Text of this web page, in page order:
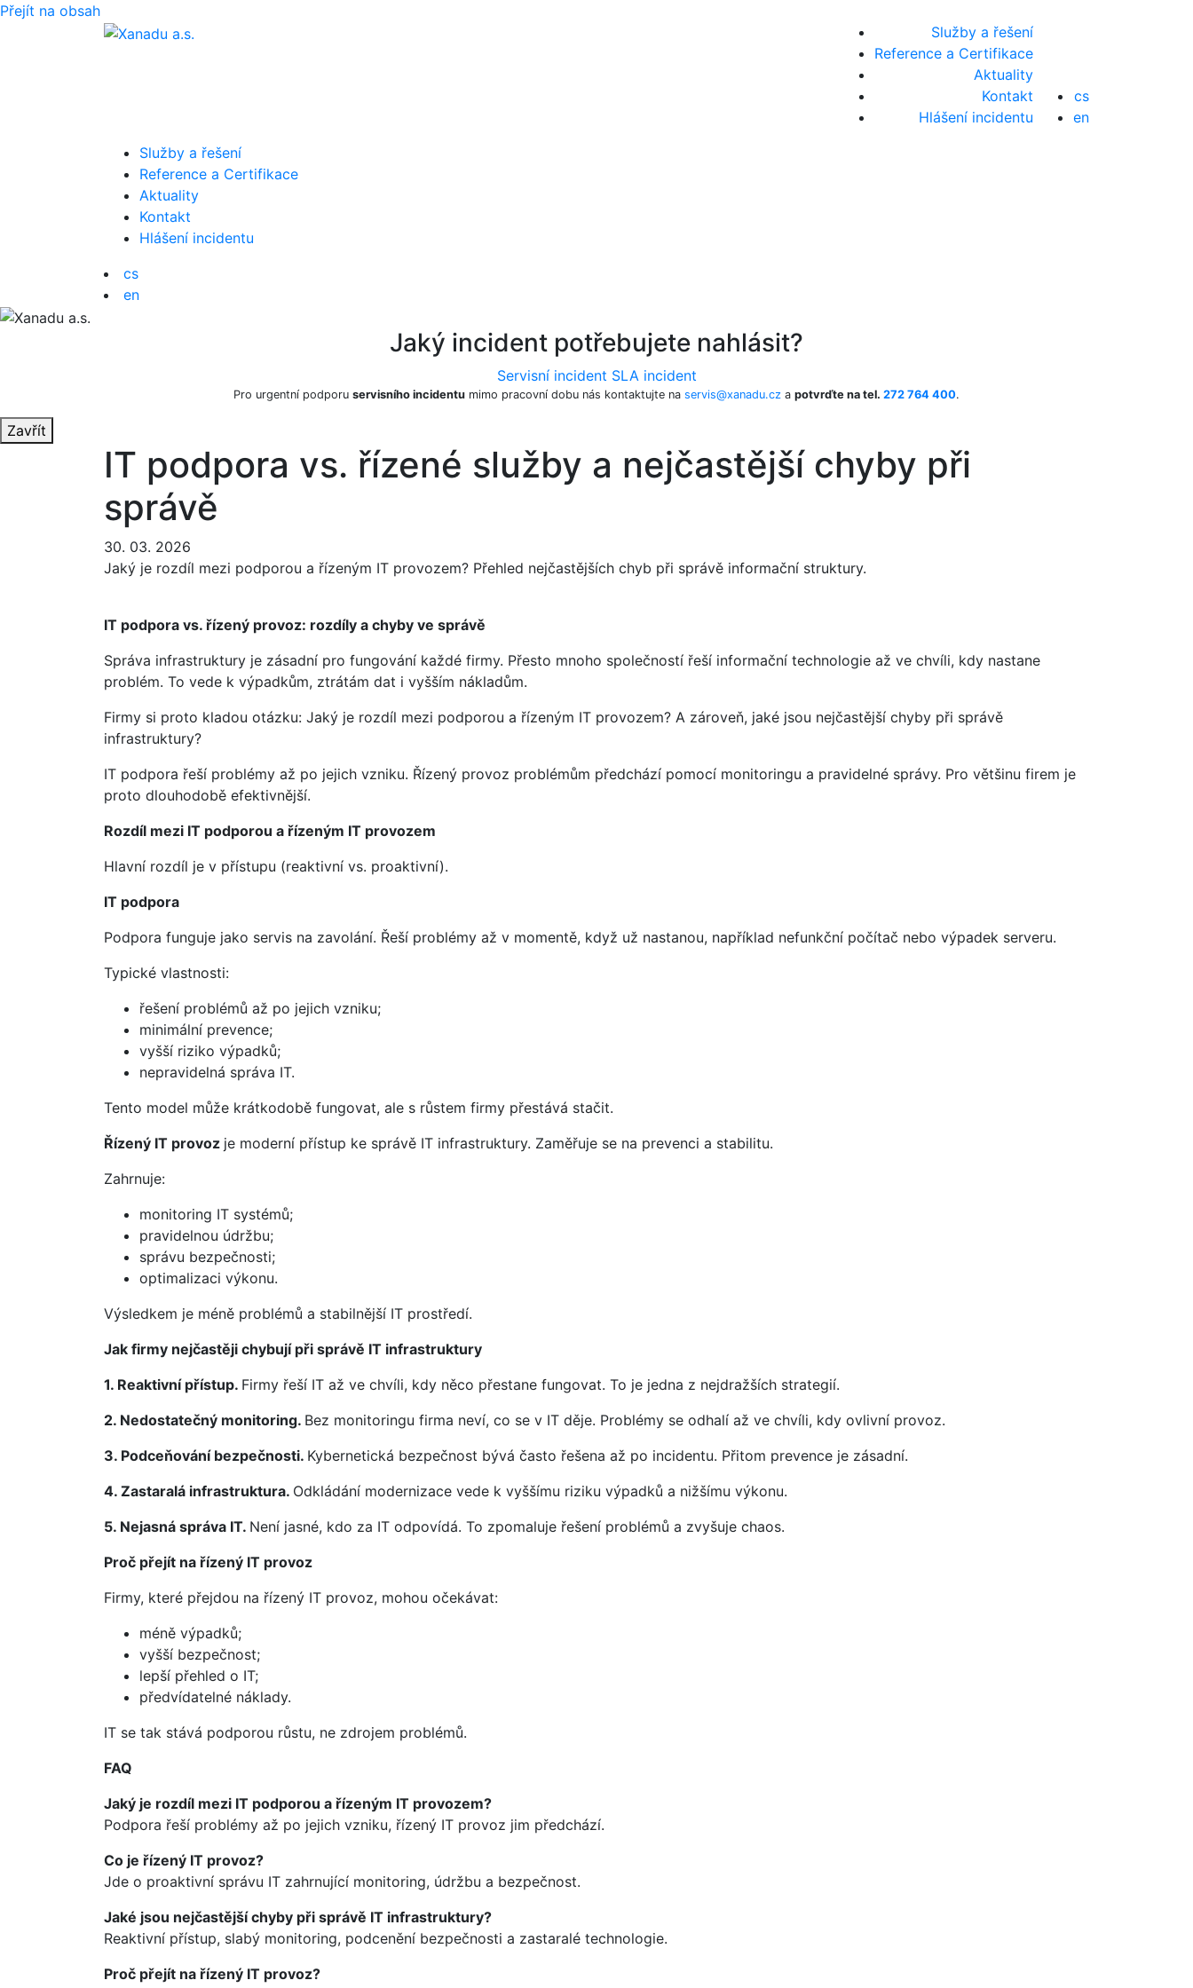
Přejít na obsah
Služby a řešení
Reference a Certifikace
Aktuality
Kontakt
Hlášení incidentu
cs
en
Služby a řešení
Reference a Certifikace
Aktuality
Kontakt
Hlášení incidentu
cs
en
Jaký incident potřebujete nahlásit?
Servisní incident SLA incident
Pro urgentní podporu servisního incidentu mimo pracovní dobu nás kontaktujte na servis@xanadu.cz a potvrďte na tel. 272 764 400.
Zavřít
IT podpora vs. řízené služby a nejčastější chyby při
správě
30. 03. 2026
Jaký je rozdíl mezi podporou a řízeným IT provozem? Přehled nejčastějších chyb při správě informační struktury.
IT podpora vs. řízený provoz: rozdíly a chyby ve správě
Správa infrastruktury je zásadní pro fungování každé firmy. Přesto mnoho společností řeší informační technologie až ve chvíli, kdy nastane
problém. To vede k výpadkům, ztrátám dat i vyšším nákladům.
Firmy si proto kladou otázku: Jaký je rozdíl mezi podporou a řízeným IT provozem? A zároveň, jaké jsou nejčastější chyby při správě
infrastruktury?
IT podpora řeší problémy až po jejich vzniku. Řízený provoz problémům předchází pomocí monitoringu a pravidelné správy. Pro většinu firem je
proto dlouhodobě efektivnější.
Rozdíl mezi IT podporou a řízeným IT provozem
Hlavní rozdíl je v přístupu (reaktivní vs. proaktivní).
IT podpora
Podpora funguje jako servis na zavolání. Řeší problémy až v momentě, když už nastanou, například nefunkční počítač nebo výpadek serveru.
Typické vlastnosti:
řešení problémů až po jejich vzniku;
minimální prevence;
vyšší riziko výpadků;
nepravidelná správa IT.
Tento model může krátkodobě fungovat, ale s růstem firmy přestává stačit.
Řízený IT provoz je moderní přístup ke správě IT infrastruktury. Zaměřuje se na prevenci a stabilitu.
Zahrnuje:
monitoring IT systémů;
pravidelnou údržbu;
správu bezpečnosti;
optimalizaci výkonu.
Výsledkem je méně problémů a stabilnější IT prostředí.
Jak firmy nejčastěji chybují při správě IT infrastruktury
1. Reaktivní přístup. Firmy řeší IT až ve chvíli, kdy něco přestane fungovat. To je jedna z nejdražších strategií.
2. Nedostatečný monitoring. Bez monitoringu firma neví, co se v IT děje. Problémy se odhalí až ve chvíli, kdy ovlivní provoz.
3. Podceňování bezpečnosti. Kybernetická bezpečnost bývá často řešena až po incidentu. Přitom prevence je zásadní.
4. Zastaralá infrastruktura. Odkládání modernizace vede k vyššímu riziku výpadků a nižšímu výkonu.
5. Nejasná správa IT. Není jasné, kdo za IT odpovídá. To zpomaluje řešení problémů a zvyšuje chaos.
Proč přejít na řízený IT provoz
Firmy, které přejdou na řízený IT provoz, mohou očekávat:
méně výpadků;
vyšší bezpečnost;
lepší přehled o IT;
předvídatelné náklady.
IT se tak stává podporou růstu, ne zdrojem problémů.
FAQ
Jaký je rozdíl mezi IT podporou a řízeným IT provozem?
Podpora řeší problémy až po jejich vzniku, řízený IT provoz jim předchází.
Co je řízený IT provoz?
Jde o proaktivní správu IT zahrnující monitoring, údržbu a bezpečnost.
Jaké jsou nejčastější chyby při správě IT infrastruktury?
Reaktivní přístup, slabý monitoring, podcenění bezpečnosti a zastaralé technologie.
Proč přejít na řízený IT provoz?